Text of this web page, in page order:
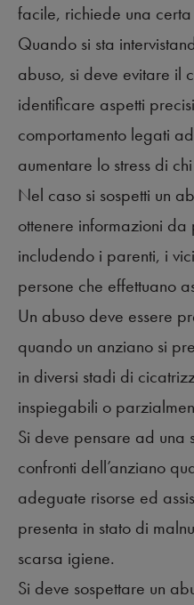
facile, richiede una
Quando si sta
abuso, si deve evitare il
identificare aspetti
comportamento legati
aumentare lo stress di
Nel caso si sospetti un
ottenere informazioni da
includendo i parenti, i
persone che effettuano
Un abuso deve essere
quando un anziano si
in diversi stadi di
inspiegabili o
Si deve pensare ad una
confronti dell’anziano
adeguate risorse ed
presenta in stato di
scarsa igiene.
Si deve sospettare un